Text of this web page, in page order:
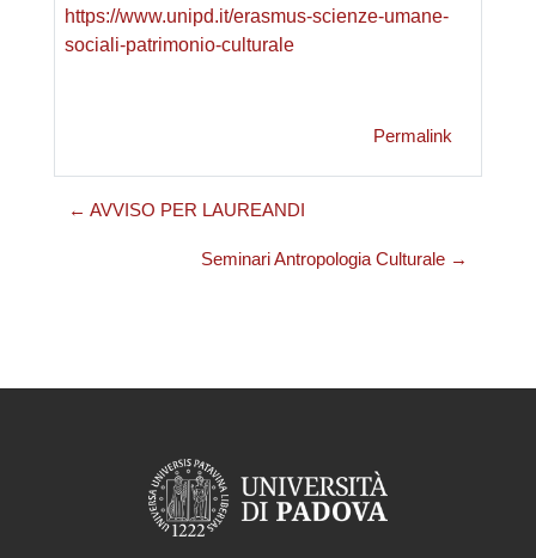
https://www.unipd.it/erasmus-scienze-umane-
sociali-patrimonio-culturale
Permalink
← AVVISO PER LAUREANDI
Seminari Antropologia Culturale →